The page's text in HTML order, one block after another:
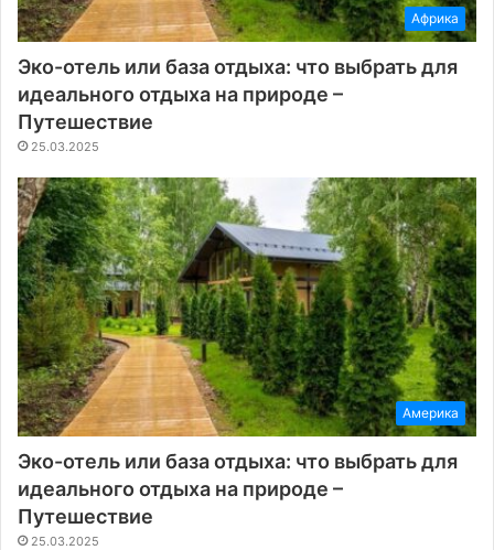
Африка
Эко-отель или база отдыха: что выбрать для
идеального отдыха на природе –
Путешествие
25.03.2025
Америка
Эко-отель или база отдыха: что выбрать для
идеального отдыха на природе –
Путешествие
25.03.2025